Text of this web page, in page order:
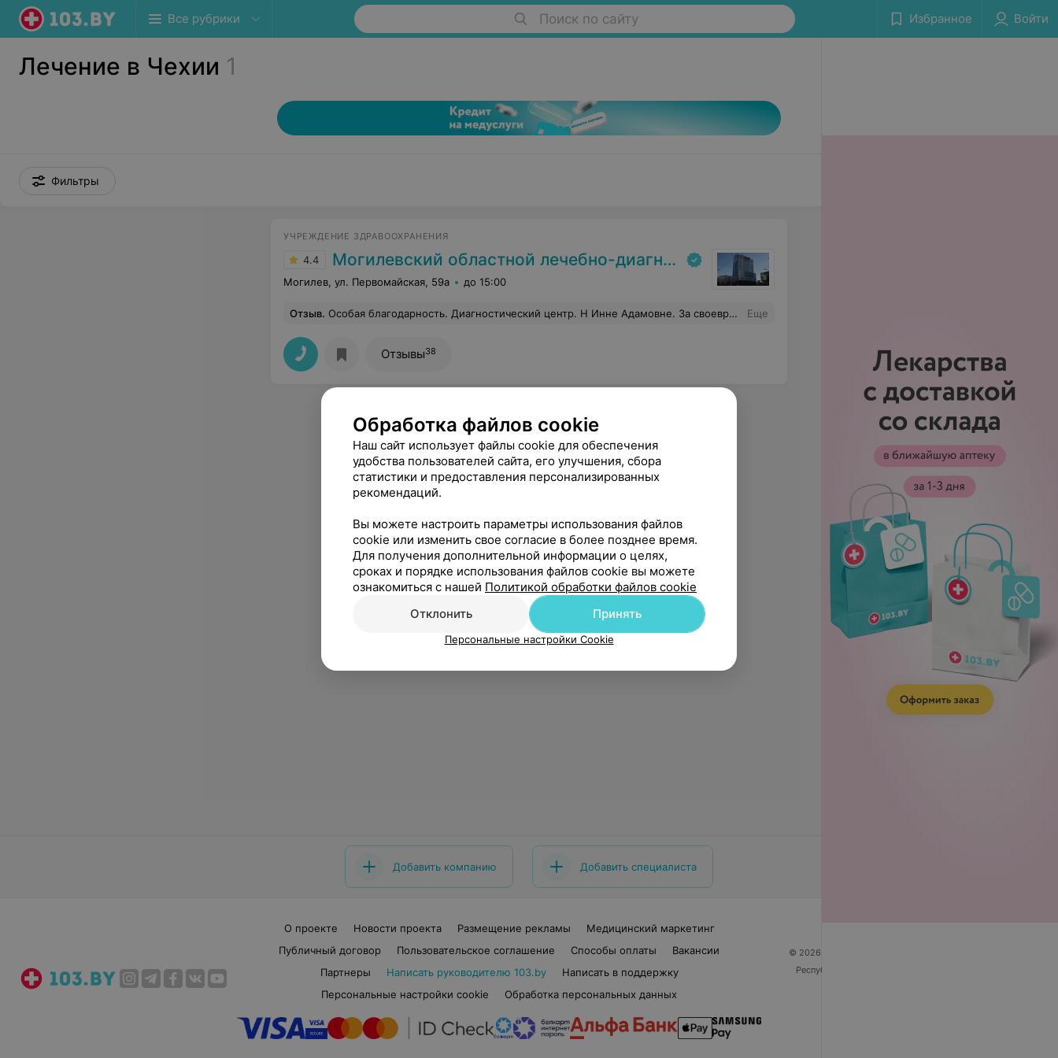
Все рубрики Поиск по сайту Избранное Войти
Лечение в Чехии 1
Фильтры
УЧРЕЖДЕНИЕ ЗДРАВООХРАНЕНИЯ
4.4 Могилевский областной лечебно-диагностический центр
Могилев, ул. Первомайская, 59а до 15:00
Отзыв. Особая благодарность. Диагностический центр. Н Инне Адамовне. За своевременное быстрое обслуживание. Еще
Отзывы38
Добавить компанию Добавить специалиста
О проекте Новости проекта Размещение рекламы
Медицинский маркетинг
Публичный договор
Пользовательское соглашение Способы оплаты
Вакансии
Партнеры
Написать руководителю 103.by
Написать в поддержку
Персональные настройки cookie
Обработка персональных данных
© 2026 ООО «Артокс Лаб», УНП 191700409
Республика Беларусь, г. Минск, улица Толбухина, 2,
Обработка файлов cookie
Наш сайт использует файлы cookie для обеспечения
удобства пользователей сайта, его улучшения, сбора
статистики и предоставления персонализированных
рекомендаций.
Вы можете настроить параметры использования файлов
cookie или изменить свое согласие в более позднее время.
Для получения дополнительной информации о целях,
сроках и порядке использования файлов cookie вы можете
ознакомиться с нашей Политикой обработки файлов cookie
Отклонить
Принять
Персональные настройки Cookie